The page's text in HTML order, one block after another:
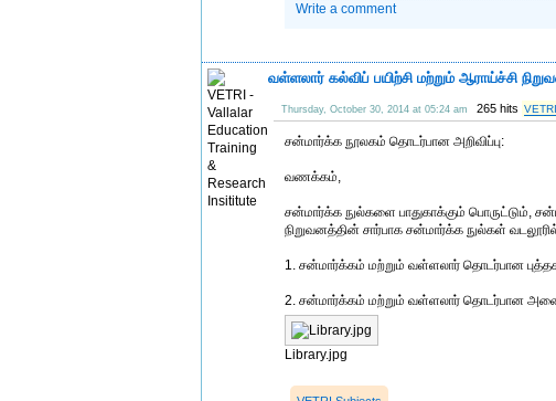
Write a comment
வள்ளலார் கல்விப் பயிற்சி மற்றும் ஆராய்ச்சி
Thursday, October 30, 2014 at 05:24 am 265 hits
சன்மார்க்க நூலகம் தொடர்பான அறிவிப்பு:
வணக்கம்,
சன்மார்க்க நுல்களை பாதுகாக்கும் பொருட்டும்,
நிறுவனத்தின் சார்பாக சன்மார்க்க நுல்கள்
1. சன்மார்க்கம் மற்றும் வள்ளலார் தொடர்பான
2. சன்மார்க்கம் மற்றும் வள்ளலார் தொடர்பான
Library.jpg